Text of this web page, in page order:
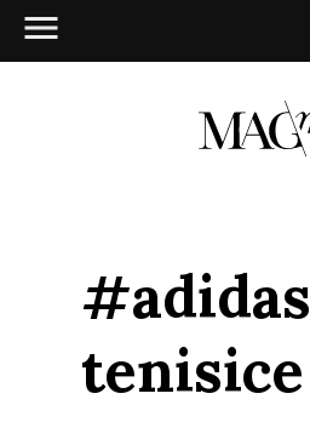
#adidas
tenisice